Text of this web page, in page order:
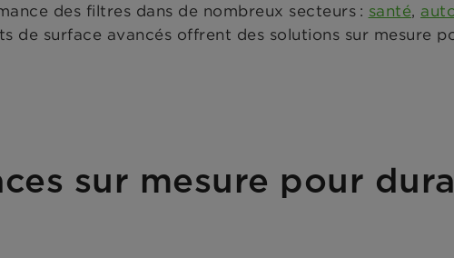
des filtres dans de nombreux secteurs : santé,
de surface avancés offrent des solutions sur mesure
sur mesure pour